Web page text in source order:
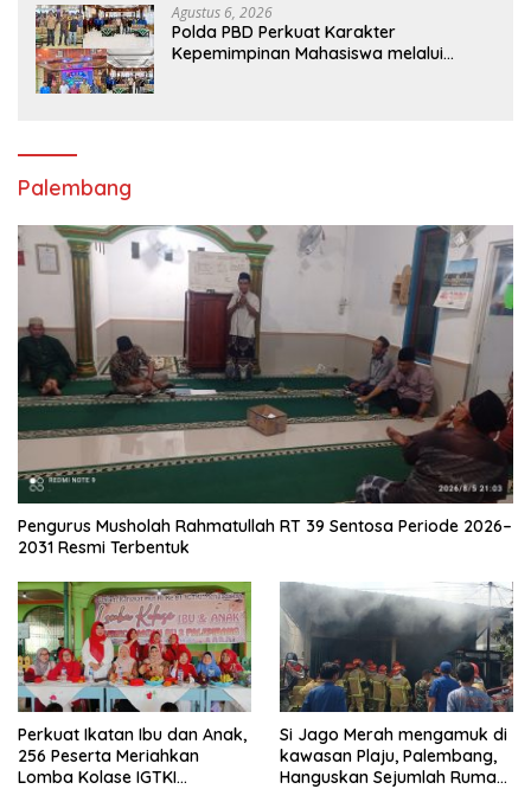
Agustus 6, 2026
Polda PBD Perkuat Karakter
Kepemimpinan Mahasiswa melalui
Palembang
Pengurus Musholah Rahmatullah RT 39 Sentosa Periode 2026–
2031 Resmi Terbentuk
Perkuat Ikatan Ibu dan Anak,
256 Peserta Meriahkan
Lomba Kolase IGTKI
Si Jago Merah mengamuk di
kawasan Plaju, Palembang,
Hanguskan Sejumlah Rumah